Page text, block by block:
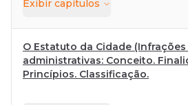
Exibir capítulos
O Estatuto da Cidade
administrativas: Conceito.
Princípios. Classificação.